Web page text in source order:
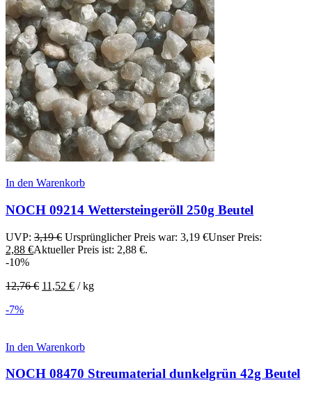
In den Warenkorb
NOCH 09214 Wettersteingeröll 250g Beutel
UVP: 3,19€ Ursprünglicher Preis war: 3,19 €Unser Preis:
2,88 €Aktueller Preis ist: 2,88 €.
-10%
12,76€ 11,52 € /kg
-7%
In den Warenkorb
NOCH 08470 Streumaterial dunkelgrün 42g Beutel